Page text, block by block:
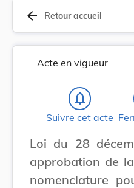
arrow_back Retour accueil
Acte en vigueur
notifications_none
Suivre cet acte
Loi du 28
approbation de
nomenclature